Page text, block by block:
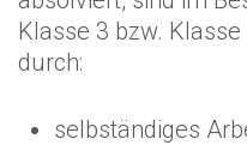
Klasse 3 bzw.
durch:
selbständiges